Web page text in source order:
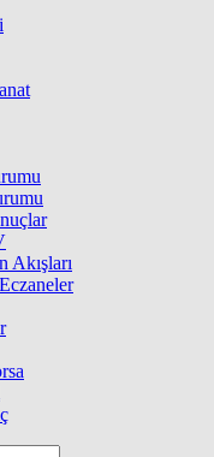
Akışları